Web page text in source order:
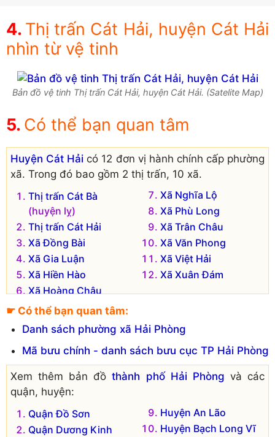
Thị trấn Cát Hải, huyện Cát Hải
nhìn từ vệ tinh
Bản đồ vệ tinh Thị trấn Cát Hải, huyện Cát Hải. (Satelite Map)
Có thể bạn quan tâm
Huyện Cát Hải có 12 đơn vị hành chính cấp phường
xã. Trong đó bao gồm 2 thị trấn, 10 xã.
Thị trấn Cát Bà
(huyện lỵ)
Thị trấn Cát Hải
Xã Đồng Bài
Xã Gia Luận
Xã Hiền Hào
Xã Hoàng Châu
Xã Nghĩa Lộ
Xã Phù Long
Xã Trân Châu
Xã Văn Phong
Xã Việt Hải
Xã Xuân Đám
☛ Có thể bạn quan tâm:
Danh sách phường xã Hải Phòng
Mã bưu chính - danh sách bưu cục TP Hải Phòng
Xem thêm bản đồthành phố Hải Phòng và các
quận, huyện:
Quận Đồ Sơn
Quận Dương Kinh
Huyện An Lão
Huyện Bạch Long Vĩ